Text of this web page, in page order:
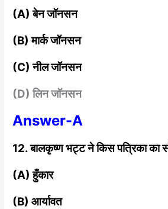
(A) बेन जॉनसन
(B) मार्क जॉनसन
(C) नील जॉनसन
(D) लिन जॉनसन
Answer-A
12. बालकृष्ण भट्ट ने किस पत्रिका का
(A) हुँकार
(B) आर्यावत